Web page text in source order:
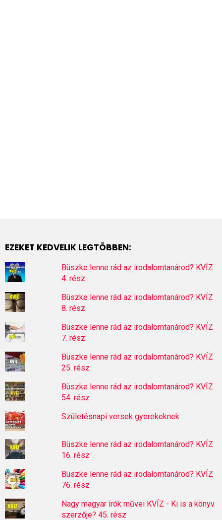
EZEKET KEDVELIK LEGTÖBBEN:
Büszke lenne rád az irodalomtanárod? KVÍZ
4. rész
Büszke lenne rád az irodalomtanárod? KVÍZ
8. rész
Büszke lenne rád az irodalomtanárod? KVÍZ
7. rész
Büszke lenne rád az irodalomtanárod? KVÍZ
25. rész
Büszke lenne rád az irodalomtanárod? KVÍZ
54. rész
Születésnapi versek gyerekeknek
Büszke lenne rád az irodalomtanárod? KVÍZ
16. rész
Büszke lenne rád az irodalomtanárod? KVÍZ
76. rész
Nagy magyar írók művei KVÍZ - Ki is a könyv
szerzője? 45. rész